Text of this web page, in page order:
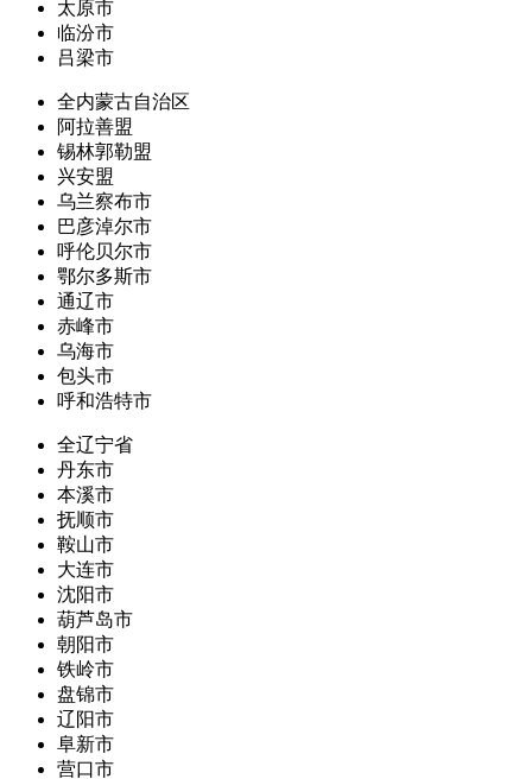
太原市
临汾市
吕梁市
全内蒙古自治区
阿拉善盟
锡林郭勒盟
兴安盟
乌兰察布市
巴彦淖尔市
呼伦贝尔市
鄂尔多斯市
通辽市
赤峰市
乌海市
包头市
呼和浩特市
全辽宁省
丹东市
本溪市
抚顺市
鞍山市
大连市
沈阳市
葫芦岛市
朝阳市
铁岭市
盘锦市
辽阳市
阜新市
营口市